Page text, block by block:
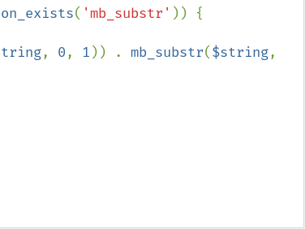
( 'mb_substr' )) {
, 0, 1 )) . mb_substr($string